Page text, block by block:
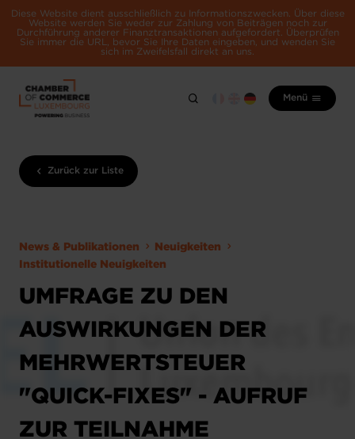
Diese Website dient ausschließlich zu Informationszwecken. Über diese
Website werden Sie weder zur Zahlung von Beiträgen noch zur
Durchführung anderer Finanztransaktionen aufgefordert. Überprüfen
Sie immer die URL, bevor Sie Ihre Daten eingeben, und wenden Sie
sich im Zweifelsfall direkt an uns.
Menü
Zurück zur Liste
News & Publikationen
Neuigkeiten
Institutionelle Neuigkeiten
UMFRAGE ZU DEN
AUSWIRKUNGEN DER
MEHRWERTSTEUER
"QUICK-FIXES" - AUFRUF
ZUR TEILNAHME